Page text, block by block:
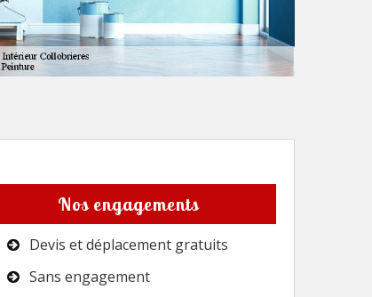
Nos engagements
Devis et déplacement gratuits
Sans engagement